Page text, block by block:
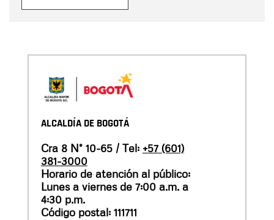
ALCALDÍA DE BOGOTÁ
Cra 8 N° 10-65 / Tel: +57 (601)
381-3000
Horario de atención al público:
Lunes a viernes de 7:00 a.m. a
4:30 p.m.
Código postal: 111711